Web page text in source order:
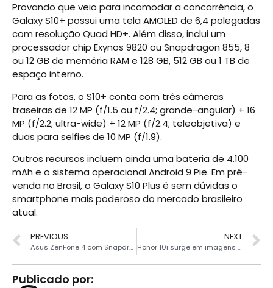
Provando que veio para incomodar a concorrência, o
Galaxy S10+ possui uma tela AMOLED de 6,4 polegadas
com resolução Quad HD+. Além disso, inclui um
processador chip Exynos 9820 ou Snapdragon 855, 8
ou 12 GB de memória RAM e 128 GB, 512 GB ou 1 TB de
espaço interno.
Para as fotos, o S10+ conta com três câmeras
traseiras de 12 MP (f/1.5 ou f/2.4; grande-angular) + 16
MP (f/2.2; ultra-wide) + 12 MP (f/2.4; teleobjetiva) e
duas para selfies de 10 MP (f/1.9).
Outros recursos incluem ainda uma bateria de 4.100
mAh e o sistema operacional Android 9 Pie. Em pré-
venda no Brasil, o Galaxy S10 Plus é sem dúvidas o
smartphone mais poderoso do mercado brasileiro
atual.
PREVIOUS
Asus ZenFone 4 com Snapdragon 660 e 6 GB de RAM a R$ 682
NEXT
Honor 10i surge em imagens exibindo um lindo design
Publicado por: